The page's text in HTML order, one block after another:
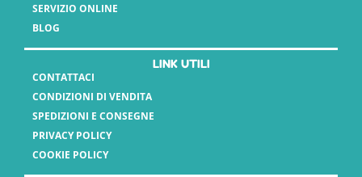
SERVIZIO ONLINE
BLOG
LINK UTILI
CONTATTACI
CONDIZIONI DI VENDITA
SPEDIZIONI E CONSEGNE
PRIVACY POLICY
COOKIE POLICY